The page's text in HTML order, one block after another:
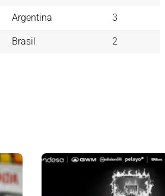
Argentina 3
Brasil 2